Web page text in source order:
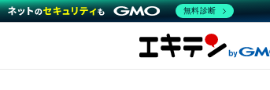
無料診断